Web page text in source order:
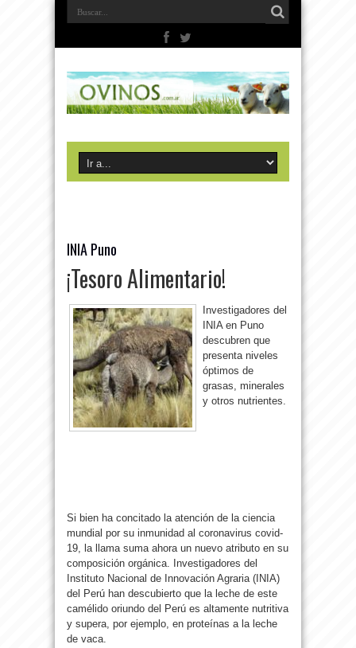
INIA Puno
¡Tesoro Alimentario!
Investigadores del
INIA en Puno
descubren que
presenta niveles
óptimos de
grasas, minerales
y otros nutrientes.
Si bien ha concitado la atención de la ciencia
mundial por su inmunidad al coronavirus covid-
19, la llama suma ahora un nuevo atributo en su
composición orgánica. Investigadores del
Instituto Nacional de Innovación Agraria (INIA)
del Perú han descubierto que la leche de este
camélido oriundo del Perú es altamente nutritiva
y supera, por ejemplo, en proteínas a la leche
de vaca.